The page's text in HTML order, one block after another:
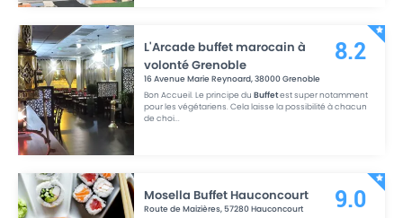
L'Arcade buffet marocain à
volonté Grenoble
16 Avenue Marie Reynoard,38000Grenoble
Bon Accueil. Le principe duBuffetest super notamment
pour les végétariens. Cela laisse la possibilité à chacun
de choi...
8.2
Mosella Buffet Hauconcourt
Route de Maizières,57280Hauconcourt
9.0